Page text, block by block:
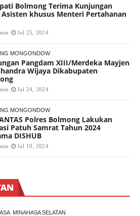
Bolmong Terima Kunjungan
khusus Menteri Pertahanan
Jul 25, 2024
MONGONDOW
Pangdam XIII/Merdeka Mayjen
Wijaya Dikabupaten
Jul 24, 2024
MONGONDOW
Polres Bolmong Lakukan
Patuh Samrat Tahun 2024
DISHUB
Jul 19, 2024
MINAHASA SELATAN